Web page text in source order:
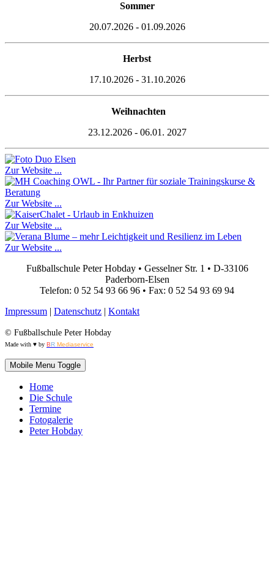
Sommer
20.07.2026 - 01.09.2026
Herbst
17.10.2026 - 31.10.2026
Weihnachten
23.12.2026 - 06.01. 2027
Zur Website ...
Zur Website ...
Zur Website ...
Zur Website ...
Fußballschule Peter Hobday • Gesselner Str. 1 • D-33106
Paderborn-Elsen
Telefon: 0 52 54 93 66 96 • Fax: 0 52 54 93 69 94
Impressum | Datenschutz | Kontakt
© Fußballschule Peter Hobday
Made with ♥ by BR Mediaservice
Mobile Menu Toggle
Home
Die Schule
Termine
Fotogalerie
Peter Hobday